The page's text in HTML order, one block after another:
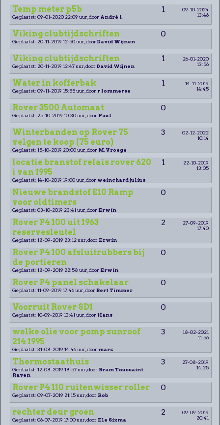
Temp meter p5b 1
09-10-2024
13:46
Geplaatst: 09-01-2020 22:09 uur, door André J.
Viking clubtijdschriften 0
Geplaatst: 20-11-2019 12:50 uur, door David Wijnen
Viking clubtijdschriften 1
26-01-2020
13:56
Geplaatst: 20-11-2019 12:47 uur, door David Wijnen
Water in kofferbak 1
14-11-2019
14:45
Geplaatst: 09-11-2019 15:55 uur, door r lommerse
Rover 3500 Automaat 0
Geplaatst: 25-10-2019 10:30 uur, door Paul
Winterbanden op Rover 75
velgen te koop (75 euro)
3
02-12-2022
10:14
Geplaatst: 15-10-2019 20:00 uur, door M.Vroege
locatie branstof relais rover 620
i van 1995
1
22-10-2019
13:05
Geplaatst: 14-10-2019 19:00 uur, door weinchard julius
Nieuwe brandstof E10 Ramp
voor oldtimers
0
Geplaatst: 03-10-2019 23:41 uur, door Erwin
Rover P4 100 uit 1963
reservesleutel
2
27-09-2019
17:40
Geplaatst: 18-09-2019 23:12 uur, door Erwin
Rover P4 100 afsluitrubbers bij
de portieren
0
Geplaatst: 18-09-2019 22:58 uur, door Erwin
Rover P4 panel schakelaar 0
Geplaatst: 11-09-2019 17:46 uur, door Bert Timmer
Voorruit Rover SD1 0
Geplaatst: 10-09-2019 13:41 uur, door Hans
welke olie voor pomp sunroof
214 1995
3
18-02-2021
11:56
Geplaatst: 31-08-2019 14:46 uur, door marc
Thermostaathuis 3
27-08-2019
14:25
Geplaatst: 12-08-2019 18:57 uur, door Bram Toussaint
Raven
Rover P4 110 ruitenwisser roller 0
Geplaatst: 09-07-2019 21:15 uur, door Rob
rechter deur groen 2
09-09-2019
20:41
Geplaatst: 06-07-2019 17:00 uur, door Ele Sixma